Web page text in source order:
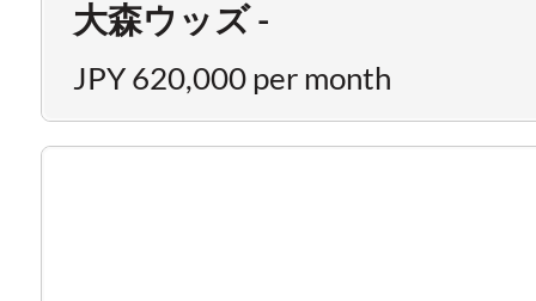
大森ウッズ -
JPY 620,000 per month